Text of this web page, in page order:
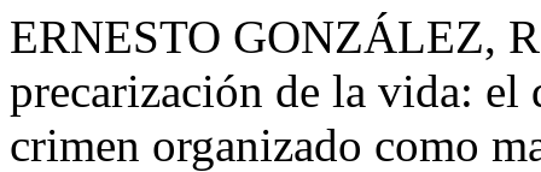
ERNESTO GONZÁLEZ,
precarización de la vida: el
crimen organizado como